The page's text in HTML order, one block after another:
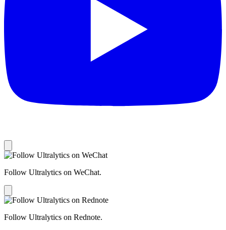
Follow Ultralytics on WeChat.
Follow Ultralytics on Rednote.